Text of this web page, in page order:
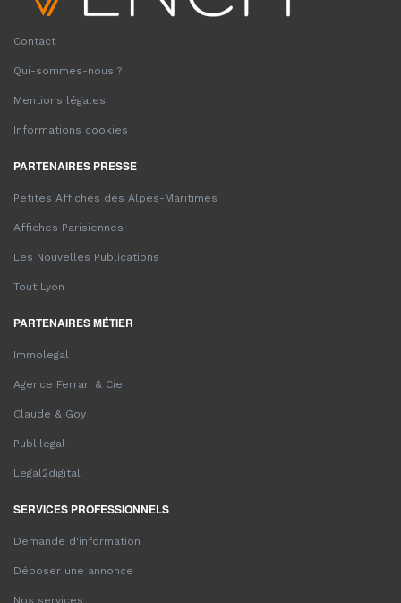
Contact
Qui-sommes-nous ?
Mentions légales
Informations cookies
PARTENAIRES PRESSE
Petites Affiches des Alpes-Maritimes
Affiches Parisiennes
Les Nouvelles Publications
Tout Lyon
PARTENAIRES MÉTIER
Immolegal
Agence Ferrari & Cie
Claude & Goy
Publilegal
Legal2digital
SERVICES PROFESSIONNELS
Demande d'information
Déposer une annonce
Nos services